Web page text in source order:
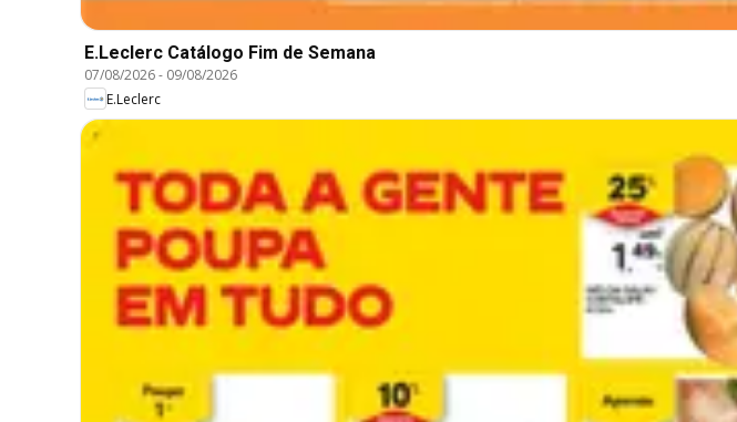
E.Leclerc Catálogo Fim de Semana
07/08/2026- 09/08/2026
E.Leclerc